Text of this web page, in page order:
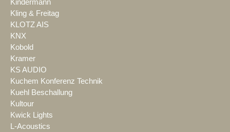
Kindermann
Kling & Freitag
KLOTZ AIS
KNX
Kobold
Kramer
KS AUDIO
Kuchem Konferenz Technik
Kuehl Beschallung
Kultour
Kwick Lights
L-Acoustics